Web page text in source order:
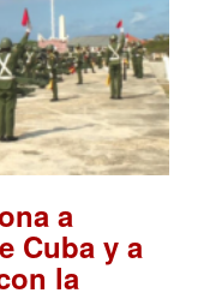
a
Cuba y a
la